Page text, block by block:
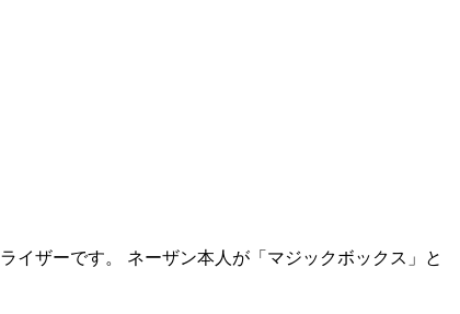
イザーです。 ネーザン本人が「マジックボックス」と